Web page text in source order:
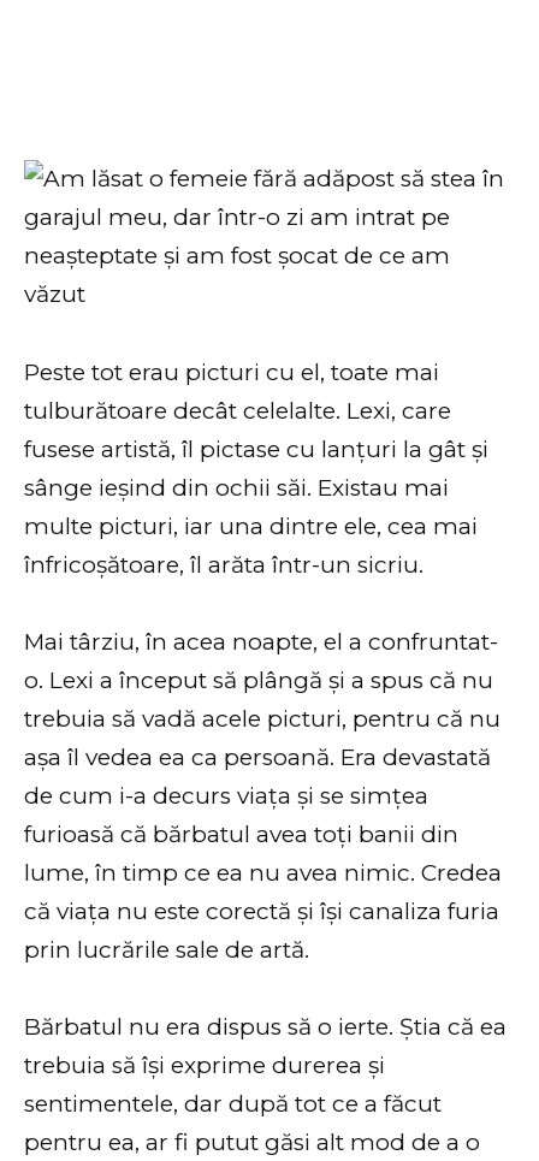
Peste tot erau picturi cu el, toate mai
tulburătoare decât celelalte. Lexi, care
fusese artistă, îl pictase cu lanțuri la gât și
sânge ieșind din ochii săi. Existau mai
multe picturi, iar una dintre ele, cea mai
înfricoșătoare, îl arăta într-un sicriu.
Mai târziu, în acea noapte, el a confruntat-
o. Lexi a început să plângă și a spus că nu
trebuia să vadă acele picturi, pentru că nu
așa îl vedea ea ca persoană. Era devastată
de cum i-a decurs viața și se simțea
furioasă că bărbatul avea toți banii din
lume, în timp ce ea nu avea nimic. Credea
că viața nu este corectă și își canaliza furia
prin lucrările sale de artă.
Bărbatul nu era dispus să o ierte. Știa că ea
trebuia să își exprime durerea și
sentimentele, dar după tot ce a făcut
pentru ea, ar fi putut găsi alt mod de a o